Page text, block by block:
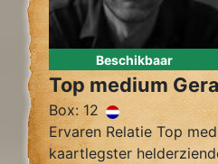
Beschikbaar
Top medium
Box: 12
Ervaren Relatie Top
kaartlegster